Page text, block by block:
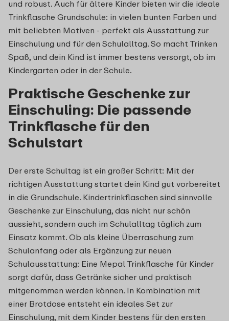
und robust. Auch für ältere Kinder bieten wir die ideale
Trinkflasche Grundschule: in vielen bunten Farben und
mit beliebten Motiven - perfekt als Ausstattung zur
Einschulung und für den Schulalltag. So macht Trinken
Spaß, und dein Kind ist immer bestens versorgt, ob im
Kindergarten oder in der Schule.
Praktische Geschenke zur
Einschuling: Die passende
Trinkflasche für den
Schulstart
Der erste Schultag ist ein großer Schritt: Mit der
richtigen Ausstattung startet dein Kind gut vorbereitet
in die Grundschule. Kindertrinkflaschen sind sinnvolle
Geschenke zur Einschulung, das nicht nur schön
aussieht, sondern auch im Schulalltag täglich zum
Einsatz kommt. Ob als kleine Überraschung zum
Schulanfang oder als Ergänzung zur neuen
Schulausstattung: Eine Mepal Trinkflasche für Kinder
sorgt dafür, dass Getränke sicher und praktisch
mitgenommen werden können. In Kombination mit
einer Brotdose entsteht ein ideales Set zur
Einschulung, mit dem Kinder bestens für den ersten